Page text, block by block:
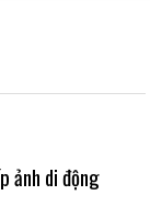
ảnh di động